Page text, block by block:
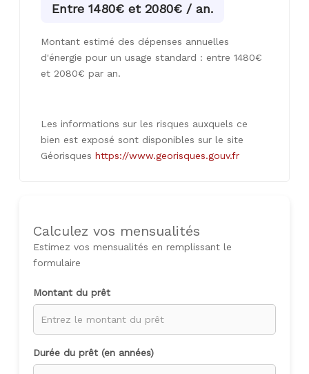
Entre 1480€ et 2080€ / an.
Montant estimé des dépenses annuelles
d'énergie pour un usage standard : entre 1480€
et 2080€ par an.
Les informations sur les risques auxquels ce
bien est exposé sont disponibles sur le site
Géorisques https://www.georisques.gouv.fr
Calculez vos mensualités
Estimez vos mensualités en remplissant le
formulaire
Montant du prêt
Durée du prêt (en années)